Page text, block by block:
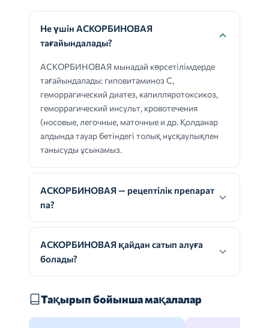
Не үшін АСКОРБИНОВАЯ
тағайындалады?
АСКОРБИНОВАЯ мынадай көрсетілімдерде
тағайындалады: гиповитаминоз С,
геморрагический диатез, капилляротоксикоз,
геморрагический инсульт, кровотечения
(носовые, легочные, маточные и др. Қолданар
алдында тауар бетіндегі толық нұсқаулықпен
танысуды ұсынамыз.
АСКОРБИНОВАЯ — рецептілік препарат
па?
АСКОРБИНОВАЯ қайдан сатып алуға
болады?
Тақырып бойынша мақалалар